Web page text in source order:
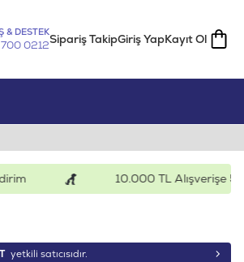
& DESTEK
0212Sipariş TakipGiriş YapKayıt Ol
10.000 TL Alışverişe500 TL
yetkili satıcısıdır.